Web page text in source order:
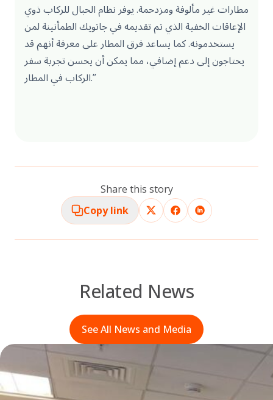
مطارات غير مألوفة ومزدحمة. يوفر نظام الحبال للركاب ذوي
الإعاقات الخفية الذي تم تقديمه في جاتويك الطمأنينة لمن
يستخدمونه. كما يساعد فرق المطار على معرفة أنهم قد
يحتاجون إلى دعم إضافي، مما يمكن أن يحسن تجربة سفر
الركاب في المطار.”
Share this story
Copy link
Related News
See All News and Media